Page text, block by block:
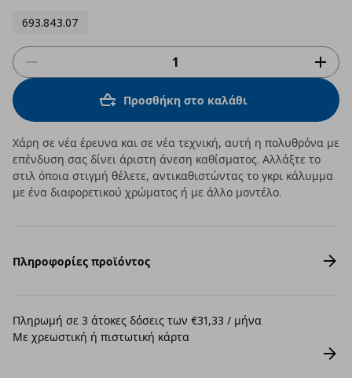
693.843.07
Προσθήκη στο καλάθι
Χάρη σε νέα έρευνα και σε νέα τεχνική, αυτή η πολυθρόνα με
επένδυση σας δίνει άριστη άνεση καθίσματος. Αλλάξτε το
στιλ όποια στιγμή θέλετε, αντικαθιστώντας το γκρι κάλυμμα
με ένα διαφορετικού χρώματος ή με άλλο μοντέλο.
Πληροφορίες προϊόντος
Πληρωμή σε 3 άτοκες δόσεις των €31,33 / μήνα
Με χρεωστική ή πιστωτική κάρτα